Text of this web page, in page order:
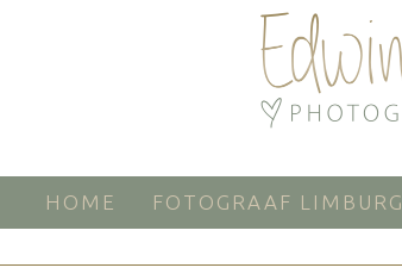
HOME FOTOGRAAF LIMBURG